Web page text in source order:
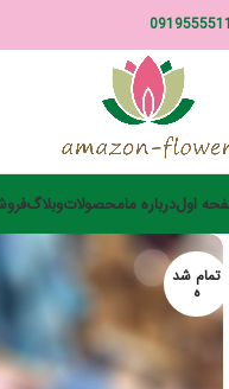
اولدرباره مامحصولاتوبلاگ
تمام شد
ه